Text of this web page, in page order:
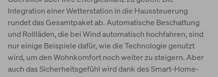
Integration einer Wetterstation in die Haussteuerung
rundet das Gesamtpaket ab. Automatische Beschattung
und Rollläden, die bei Wind automatisch hochfahren, sind
nur einige Beispiele dafür, wie die Technologie genutzt
wird, um den Wohnkomfort noch weiter zu steigern. Aber
auch das Sicherheitsgefühl wird dank des Smart-Home-